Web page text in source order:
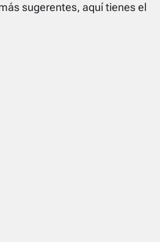
sugerentes, aquí tienes el